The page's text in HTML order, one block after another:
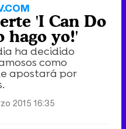
'I Can Do
hago yo!'
ha decidido
como
apostará por
2015 16:35